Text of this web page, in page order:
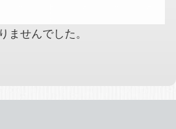
ませんでした。